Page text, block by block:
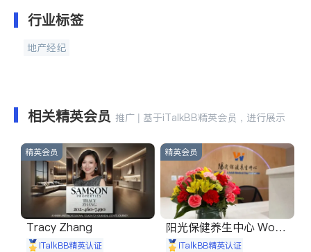
行业标签
地产经纪
相关精英会员 推广 | 基于iTalkBB精英会员，进行展示
精英会员
Tracy Zhang
iTalkBB精英认证
精英会员
阳光保健养生中心 World
shine
iTalkBB精英认证